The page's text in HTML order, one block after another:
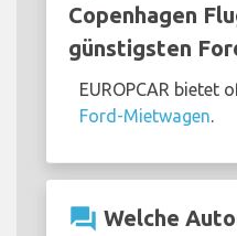
Copenhagen
günstigsten
EUROPCAR bietet
Ford-Mietwagen
question_answer Welche